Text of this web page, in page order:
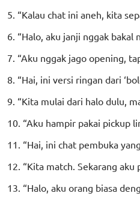
5. “Kalau chat ini aneh, kita
6. “Halo, aku janji nggak bakal
7. “Aku nggak jago opening,
8. “Hai, ini versi ringan dari
9. “Kita mulai dari halo dulu,
10. “Aku hampir pakai pickup
11. “Hai, ini chat pembuka
12. “Kita match. Sekarang aku
13. “Halo, aku orang biasa